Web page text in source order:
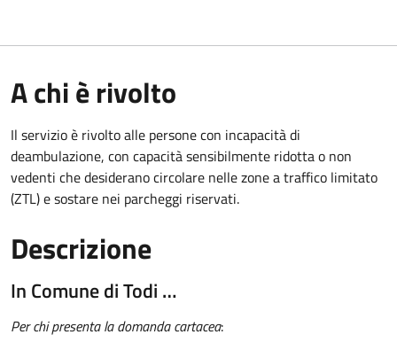
A chi è rivolto
Il servizio è rivolto alle persone con incapacità di
deambulazione, con capacità sensibilmente ridotta o non
vedenti che desiderano circolare nelle zone a traffico limitato
(ZTL) e sostare nei parcheggi riservati.
Descrizione
In Comune di Todi …
Per chi presenta la domanda cartacea: